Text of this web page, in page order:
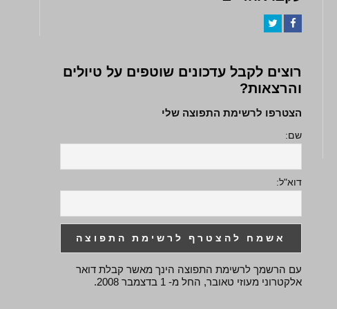
רוצים לקבל עדכונים שוטפים על טיולים
והרצאות?
הצטרפו לרשימת התפוצה שלי
שם:
דוא"ל:
עם הרשמך לרשימת התפוצה הינך מאשר קבלת דואר
אלקטרוני מעוזי טאובר, החל מ- 1 בדצמבר 2008.